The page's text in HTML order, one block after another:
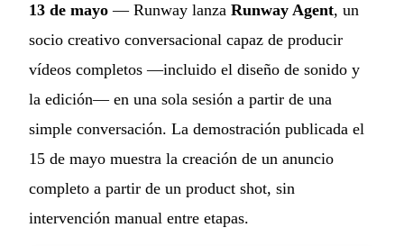
13 de mayo — Runway lanza Runway Agent, un
socio creativo conversacional capaz de producir
vídeos completos —incluido el diseño de sonido y
la edición— en una sola sesión a partir de una
simple conversación. La demostración publicada el
15 de mayo muestra la creación de un anuncio
completo a partir de un product shot, sin
intervención manual entre etapas.